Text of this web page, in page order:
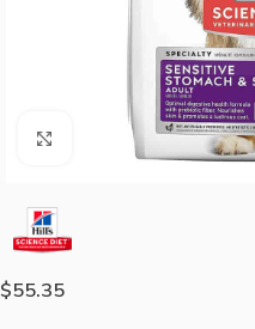
Agrandar imagen
$55.35